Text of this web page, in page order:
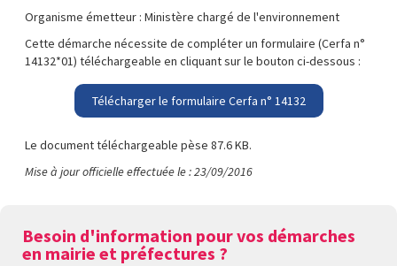
Organisme émetteur : Ministère chargé de l'environnement
Cette démarche nécessite de compléter un formulaire (Cerfa n°
14132*01) téléchargeable en cliquant sur le bouton ci-dessous :
Télécharger le formulaire Cerfa n° 14132
Le document téléchargeable pèse 87.6 KB.
Mise à jour officielle effectuée le : 23/09/2016
Besoin d'information pour vos démarches
en mairie et préfectures ?